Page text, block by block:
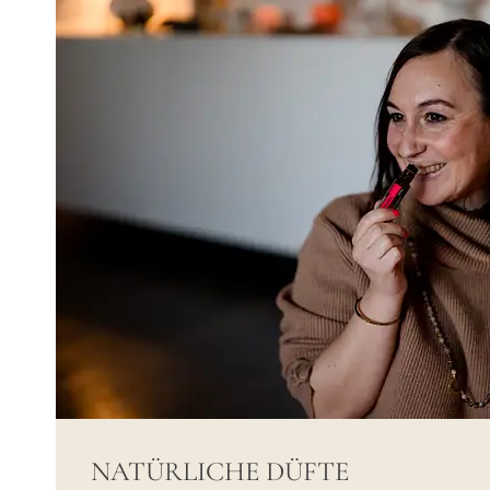
NATÜRLICHE DÜFTE